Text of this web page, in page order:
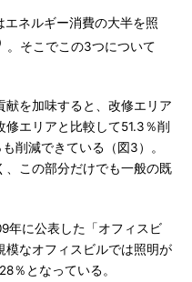
ネルギー消費の大半を照
。そこでこの3つについて
を加味すると、改修エリア
エリアと比較して51.3％削
削減できている（図3）。
、この部分だけでも一般の既
年に公表した「オフィスビ
模なオフィスビルでは照明が
％となっている。